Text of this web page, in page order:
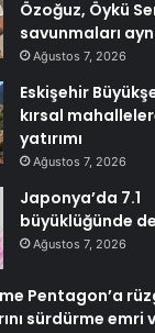
Özoğuz, Öykü
savunmaları
Ağustos 7, 2026
Eskişehir
kırsal
yatırımı
Ağustos 7, 2026
Japonya’da 7.1
büyüklüğünde
Ağustos 7, 2026
Pentagon’a
sürdürme emri